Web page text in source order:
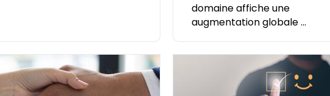
domaine affiche une
augmentation globale ...